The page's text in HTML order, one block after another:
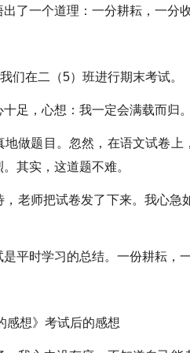
一个道理：一分耕耘，一分收
在二（5）班进行期末考试。
，心想：我一定会满载而归。
题目。忽然，在语文试卷上
其实，这道题不难。
师把试卷发了下来。我心急
时学习的总结。一份耕耘，一
想》考试后的感想